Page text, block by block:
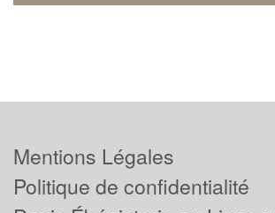
Mentions Légales
Politique de confidentialité